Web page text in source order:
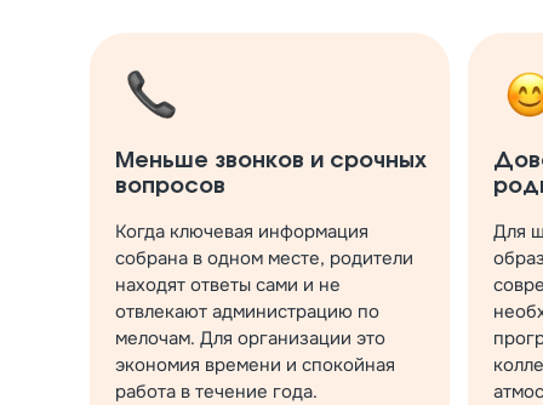
Меньше звонков и срочных
вопросов
Когда ключевая информация
собрана в одном месте, родители
находят ответы сами и не
отвлекают администрацию по
мелочам. Для организации это
экономия времени и спокойная
работа в течение года.
Для